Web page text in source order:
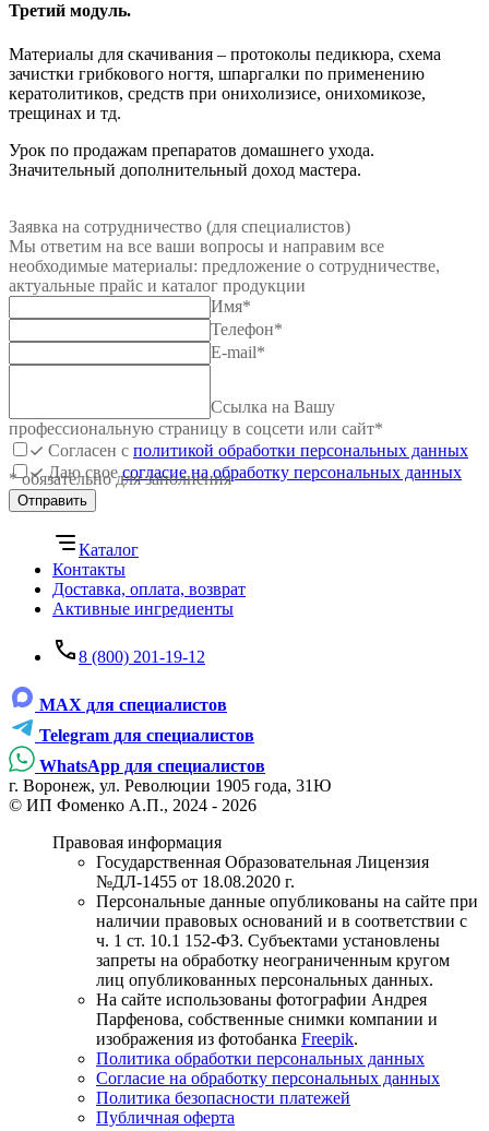
Третий модуль.
Материалы для скачивания – протоколы педикюра, схема
зачистки грибкового ногтя, шпаргалки по применению
кератолитиков, средств при онихолизисе, онихомикозе,
трещинах и тд.
Урок по продажам препаратов домашнего ухода.
Значительный дополнительный доход мастера.
Заявка на сотрудничество (для специалистов)
Мы ответим на все ваши вопросы и направим все
необходимые материалы: предложение о сотрудничестве,
актуальные прайс и каталог продукции
Имя*
Телефон*
E-mail*
Ссылка на Вашу
профессиональную страницу в соцсети или сайт*
Согласен с политикой обработки персональных данных
Даю своесогласие на обработку персональных данных
* обязательно для заполнения
Отправить
Каталог
Контакты
Доставка, оплата, возврат
Активные ингредиенты
8 (800) 201-19-12
MAX для специалистов
Telegram для специалистов
WhatsApp для специалистов
г. Воронеж, ул. Революции 1905 года, 31Ю
© ИП Фоменко А.П., 2024 - 2026
Правовая информация
Государственная Образовательная Лицензия
№ДЛ-1455 от 18.08.2020 г.
Персональные данные опубликованы на сайте при
наличии правовых оснований и в соответствии с
ч. 1 ст. 10.1 152-ФЗ. Субъектами установлены
запреты на обработку неограниченным кругом
лиц опубликованных персональных данных.
На сайте использованы фотографии Андрея
Парфенова, собственные снимки компании и
изображения из фотобанка Freepik.
Политика обработки персональных данных
Согласие на обработку персональных данных
Политика безопасности платежей
Публичная оферта